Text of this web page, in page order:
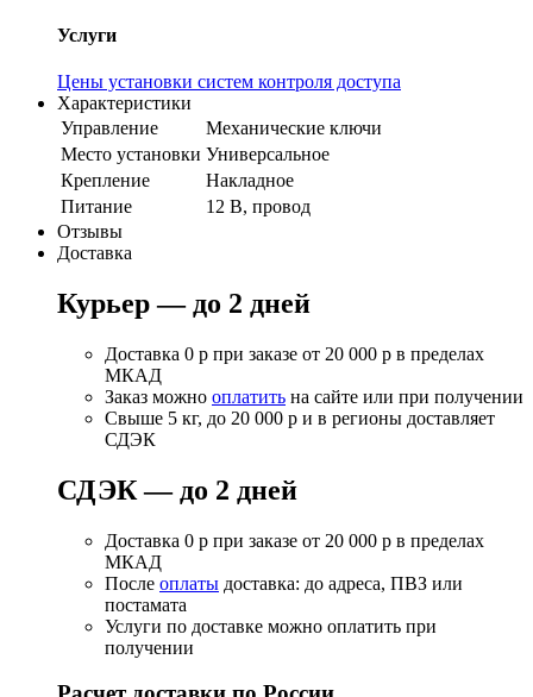
Услуги
Цены установки систем контроля доступа
Характеристики
Управление
Механические ключи
Место установки Универсальное
Крепление
Накладное
Питание
12 В, провод
Отзывы
Доставка
Курьер — до 2 дней
Доставка 0 р при заказе от 20 000 р в пределах
МКАД
Заказ можно оплатить на сайте или при получении
Свыше 5 кг, до 20 000 р и в регионы доставляет
СДЭК
СДЭК — до 2 дней
Доставка 0 р при заказе от 20 000 р в пределах
МКАД
После оплаты доставка: до адреса, ПВЗ или
постамата
Услуги по доставке можно оплатить при
получении